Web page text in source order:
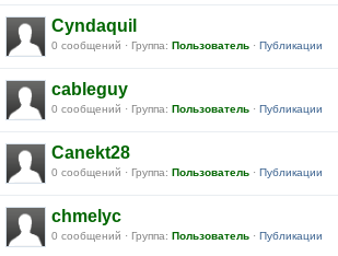
Cyndaquil
0 сообщений · Группа: Пользователь · Публикации
cableguy
0 сообщений · Группа: Пользователь · Публикации
Canekt28
0 сообщений · Группа: Пользователь · Публикации
chmelyc
0 сообщений · Группа: Пользователь · Публикации